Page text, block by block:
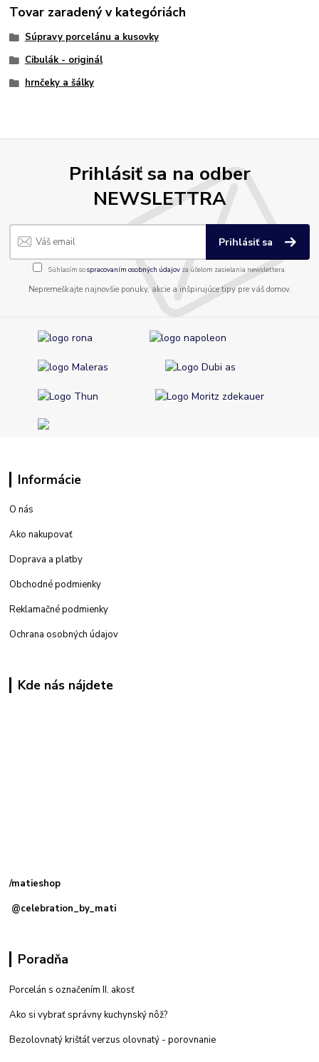
Tovar zaradený v kategóriách
Súpravy porcelánu a kusovky
Cibulák - originál
hrnčeky a šálky
Prihlásiť sa na odber
NEWSLETTRA
Prihlásiť sa
Súhlasím sospracovaním osobných údajov za účelom zasielania newslettera.
Nepremeškajte najnovšie ponuky, akcie a inšpirujúce tipy pre váš domov.
Informácie
O nás
Ako nakupovať
Doprava a platby
Obchodné podmienky
Reklamačné podmienky
Ochrana osobných údajov
Kde nás nájdete
/matieshop
@celebration_by_mati
Poradňa
Porcelán s označením II. akosť
Ako si vybrať správny kuchynský nôž?
Bezolovnatý krištáľ verzus olovnatý - porovnanie